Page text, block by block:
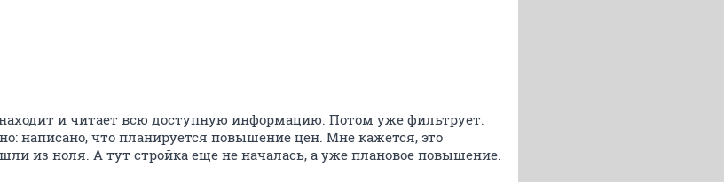
и читает всю доступную информацию. Потом уже фильтрует.
написано, что планируется повышение цен. Мне кажется, это
из ноля. А тут стройка еще не началась, а уже плановое повышение.